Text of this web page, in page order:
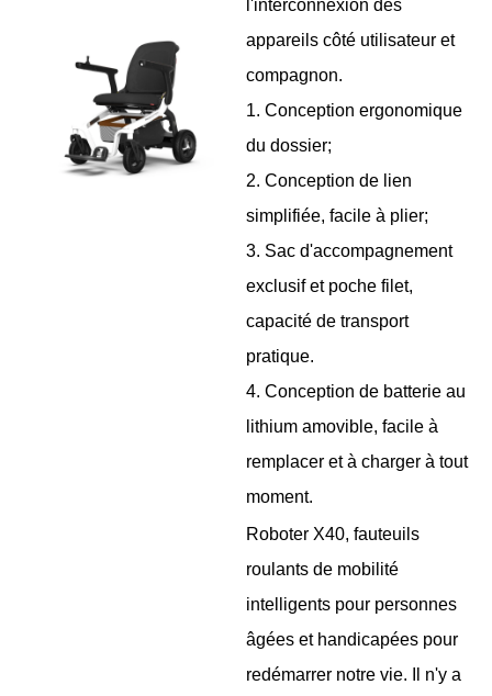
l'interconnexion des
appareils côté utilisateur et
compagnon.
1. Conception ergonomique
du dossier;
2. Conception de lien
simplifiée, facile à plier;
3. Sac d'accompagnement
exclusif et poche filet,
capacité de transport
pratique.
4. Conception de batterie au
lithium amovible, facile à
remplacer et à charger à tout
moment.
Roboter X40, fauteuils
roulants de mobilité
intelligents pour personnes
âgées et handicapées pour
redémarrer notre vie. Il n'y a